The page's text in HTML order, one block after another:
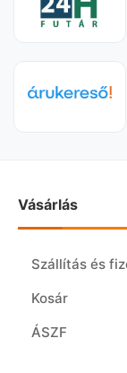
Vásárlás
Szállítás és
Kosár
ÁSZF